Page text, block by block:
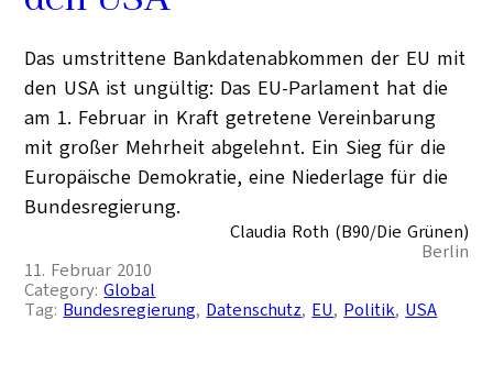
Das umstrittene Bankdatenabkommen der EU mit
den USA ist ungültig: Das EU-Parlament hat die
am 1. Februar in Kraft getretene Vereinbarung
mit großer Mehrheit abgelehnt. Ein Sieg für die
Europäische Demokratie, eine Niederlage für die
Bundesregierung.
Claudia Roth (B90/Die Grünen)
Berlin
11. Februar 2010
Category:Global
Tag: Bundesregierung, Datenschutz, EU, Politik, USA